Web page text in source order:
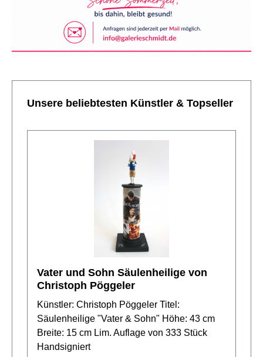
Produktgalerie überspringen
Unsere beliebtesten Künstler & Topseller
Vater und Sohn Säulenheilige von
Christoph Pöggeler
Künstler: Christoph Pöggeler Titel:
Säulenheilige "Vater & Sohn" Höhe: 43 cm
Breite: 15 cm Lim. Auflage von 333 Stück
Handsigniert